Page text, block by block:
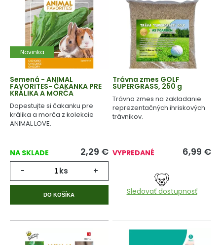
Novinka
Semená - ANIMAL
FAVORITES- ČAKANKA PRE
KRÁLIKA A MORČA
Dopestujte si čakanku pre
králika a morča z kolekcie
ANIMAL LOVE.
NA SKLADE 2,29 €
- ks +
DO KOŠÍKA
Trávna zmes GOLF
SUPERGRASS, 250 g
Trávna zmes na zakladanie
reprezentačných ihriskových
trávnikov.
VYPREDANÉ 6,99 €
Sledovať dostupnosť